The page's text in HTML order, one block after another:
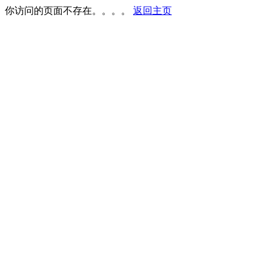
你访问的页面不存在。。。。 返回主页